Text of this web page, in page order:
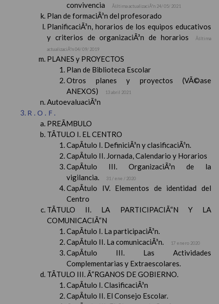
convivencia
Ãšltima actualizaciÃ³n 24/ 05/ 2021
Plan de formaciÃ³n del profesorado
PlanificaciÃ³n, horarios de los equipos educativos
y criterios de organizaciÃ³n de horarios
Ãšltima
actualizaciÃ³n 04/ 09/ 2019
PLANES y PROYECTOS
Plan de Biblioteca Escolar
Otros planes y proyectos (VÃ©ase
ANEXOS)
13 abril 2021
AutoevaluaciÃ³n
R.O.F.
PREÃMBULO
TÃTULO I. EL CENTRO
CapÃ­tulo I. DefiniciÃ³n y clasificaciÃ³n.
CapÃ­tulo II. Jornada, Calendario y Horarios
CapÃ­tulo III. OrganizaciÃ³n de la
vigilancia.
31 / ene / 2020
CapÃ­tulo IV. Elementos de identidad del
Centro
TÃTULO II. LA PARTICIPACIÃ“N Y LA
COMUNICACIÃ“N
CapÃ­tulo I. La participaciÃ³n.
CapÃ­tulo II. La comunicaciÃ³n.
17 enero 2020
CapÃ­tulo III. Las Actividades
Complementarias y Extraescolares.
TÃTULO III. Ã“RGANOS DE GOBIERNO.
CapÃ­tulo I. ClasificaciÃ³n
CapÃ­tulo II. El Consejo Escolar.